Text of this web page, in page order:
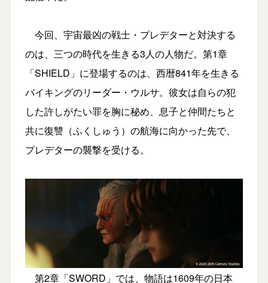
今回、宇宙最凶の戦士・プレデターと対決する
のは、三つの時代を生きる3人の人物だ。第1章
「SHIELD」に登場するのは、西暦841年を生きる
バイキングのリーダー・ウルサ。彼女は自らの犯
した許しがたい罪を胸に秘め、息子と仲間たちと
共に復讐（ふくしゅう）の航海に向かった先で、
プレデターの襲撃を受ける。
第2章「SWORD」では、物語は1609年の日本